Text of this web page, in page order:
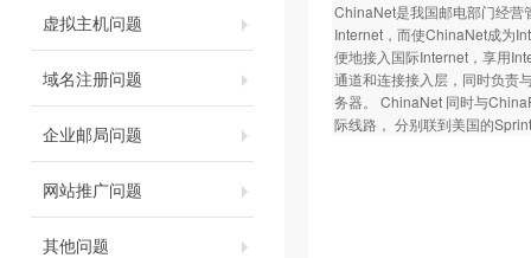
虚拟主机问题
域名注册问题
企业邮局问题
网站推广问题
其他问题
ChinaNet是我国邮电部门经营
Internet，而使ChinaNet成为
便地接入国际Internet，享用
通道和连接接入层，同时负责
务器。 ChinaNet 同时与
际线路， 分别联到美国的